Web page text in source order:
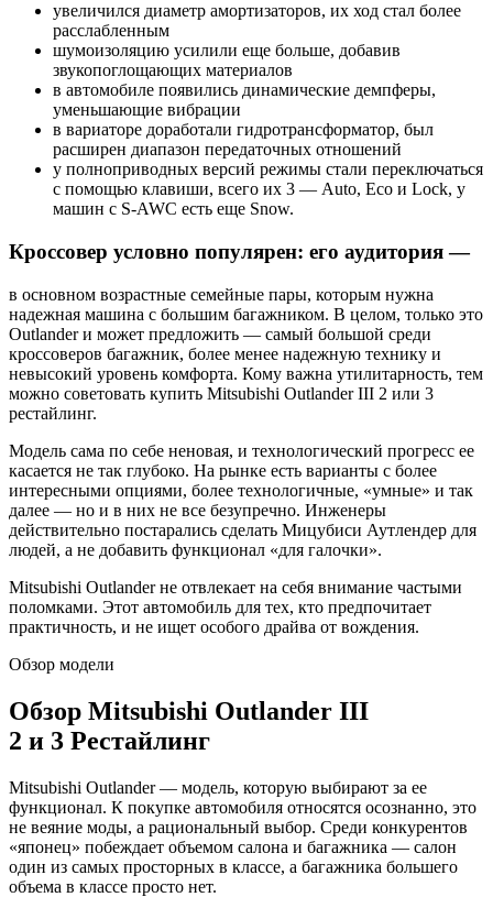
увеличился диаметр амортизаторов, их ход стал более
расслабленным
шумоизоляцию усилили еще больше, добавив
звукопоглощающих материалов
в автомобиле появились динамические демпферы,
уменьшающие вибрации
в вариаторе доработали гидротрансформатор, был
расширен диапазон передаточных отношений
у полноприводных версий режимы стали переключаться
с помощью клавиши, всего их 3 — Auto, Eco и Lock, у
машин с S-AWC есть еще Snow.
Кроссовер условно популярен: его аудитория —
в основном возрастные семейные пары, которым нужна
надежная машина с большим багажником. В целом, только это
Outlander и может предложить — самый большой среди
кроссоверов багажник, более менее надежную технику и
невысокий уровень комфорта. Кому важна утилитарность, тем
можно советовать купить Mitsubishi Outlander III 2 или 3
рестайлинг.
Модель сама по себе неновая, и технологический прогресс ее
касается не так глубоко. На рынке есть варианты с более
интересными опциями, более технологичные, «умные» и так
далее — но и в них не все безупречно. Инженеры
действительно постарались сделать Мицубиси Аутлендер для
людей, а не добавить функционал «для галочки».
Mitsubishi Outlander не отвлекает на себя внимание частыми
поломками. Этот автомобиль для тех, кто предпочитает
практичность, и не ищет особого драйва от вождения.
Обзор модели
Обзор Mitsubishi Outlander III
2 и 3 Рестайлинг
Mitsubishi Outlander — модель, которую выбирают за ее
функционал. К покупке автомобиля относятся осознанно, это
не веяние моды, а рациональный выбор. Среди конкурентов
«японец» побеждает объемом салона и багажника — салон
один из самых просторных в классе, а багажника большего
объема в классе просто нет.